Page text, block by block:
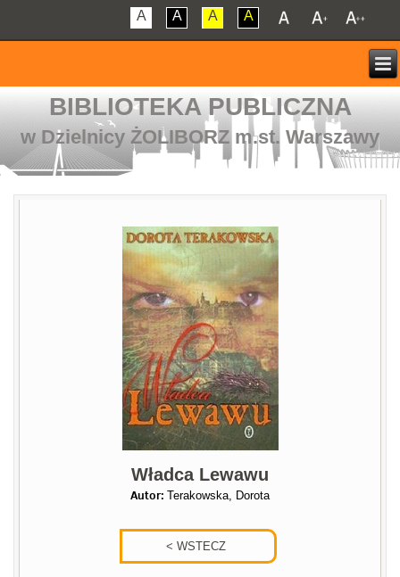
A A A A
BIBLIOTEKA PUBLICZNA
w Dzielnicy ŻOLIBORZ m.st. Warszawy
Władca Lewawu
Autor: Terakowska, Dorota